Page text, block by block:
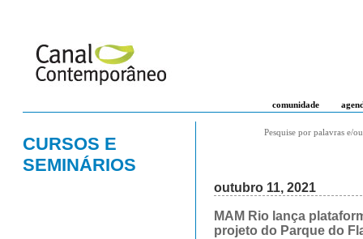
comunidade
CURSOS E
SEMINÁRIOS
Pesquise por palavras e/
outubro 11, 2021
MAM Rio lança
projeto do Parque do